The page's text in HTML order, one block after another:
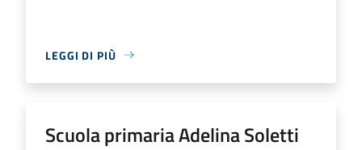
LEGGI DI PIÙ
Scuola primaria Adelina Soletti